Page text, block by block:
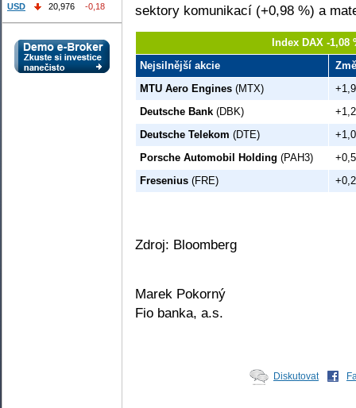
sektory komunikací (+0,98 %) a
Index DAX -1,08
Nejsilnější akcie
MTU Aero Engines (MTX)
Deutsche Bank (DBK)
Deutsche Telekom (DTE)
Porsche Automobil Holding (PAH3)
Fresenius (FRE)
Zdroj: Bloomberg
Marek Pokorný
Fio banka, a.s.
Diskutovat
USD
20,976 -0,18